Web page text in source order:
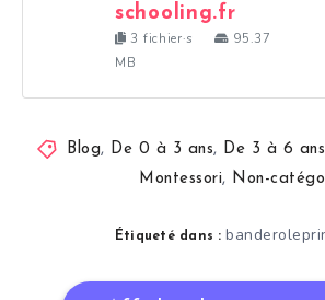
schooling.fr
3 fichier·s
95.37
MB
Blog, De 0 à 3 ans, De 3 à 6 ans
Montessori, Non-
Étiqueté dans :